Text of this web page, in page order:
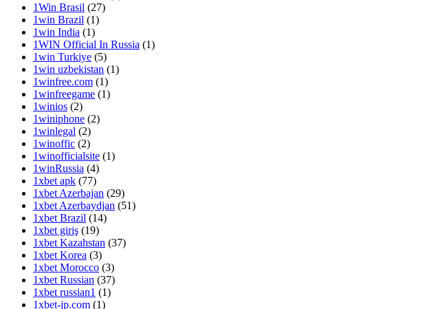
1Win Brasil (27)
1win Brazil (1)
1win India (1)
1WIN Official In Russia (1)
1win Turkiye (5)
1win uzbekistan (1)
1winfree.com (1)
1winfreegame (1)
1winios (2)
1winiphone (2)
1winlegal (2)
1winoffic (2)
1winofficialsite (1)
1winRussia (4)
1xbet apk (77)
1xbet Azerbajan (29)
1xbet Azerbaydjan (51)
1xbet Brazil (14)
1xbet giriş (19)
1xbet Kazahstan (37)
1xbet Korea (3)
1xbet Morocco (3)
1xbet Russian (37)
1xbet russian1 (1)
1xbet-jp.com (1)